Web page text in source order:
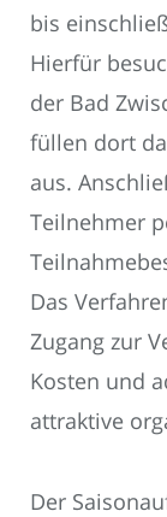
bis
Hierfür
der Bad
füllen dort
aus.
Teilnehmer
Das
Zugang zur
Kosten und
attraktive
Der